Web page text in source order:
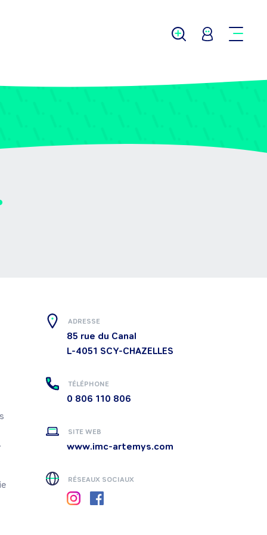
ADRESSE
85 rue du Canal
L-4051 SCY-CHAZELLES
TÉLÉPHONE
0 806 110 806
SITE WEB
www.imc-artemys.com
RÉSEAUX SOCIAUX